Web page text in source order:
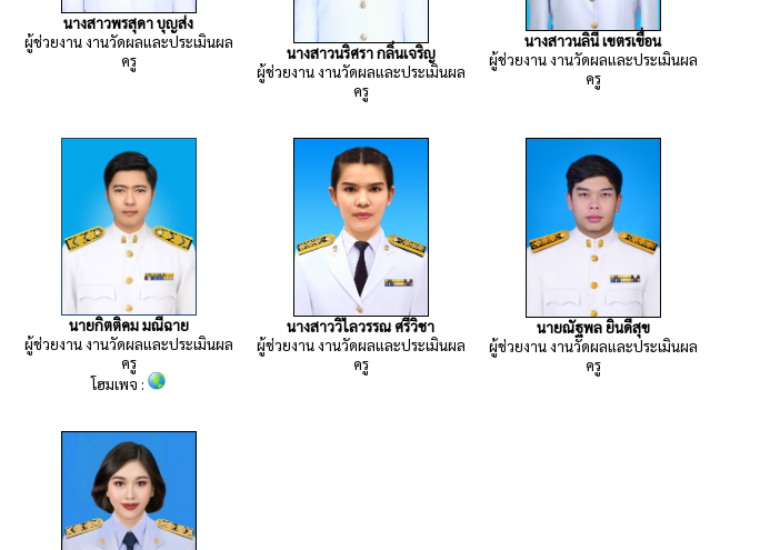
นางสาวพรสุดา บุญส่ง
ผู้ช่วยงาน งานวัดผลและประเมินผล
ครู
นางสาวนริศรา กลิ่นเจริญ
ผู้ช่วยงาน งานวัดผลและประเมินผล
ครู
นางสาวนลินี เขตรเขื่อน
ผู้ช่วยงาน งานวัดผลและประเมินผล
ครู
นายกิตติคม มณีฉาย
ผู้ช่วยงาน งานวัดผลและประเมินผล
ครู
โฮมเพจ :
นางสาววิไลวรรณ ศรีวิชา
ผู้ช่วยงาน งานวัดผลและประเมินผล
ครู
นายณัฐพล ยินดีสุข
ผู้ช่วยงาน งานวัดผลและประเมินผล
ครู